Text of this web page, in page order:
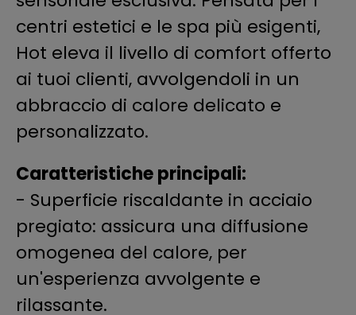
centri estetici e le spa più esigenti,
Hot eleva il livello di comfort offerto
ai tuoi clienti, avvolgendoli in un
abbraccio di calore delicato e
personalizzato.
Caratteristiche principali:
- Superficie riscaldante in acciaio
pregiato: assicura una diffusione
omogenea del calore, per
un'esperienza avvolgente e
rilassante.